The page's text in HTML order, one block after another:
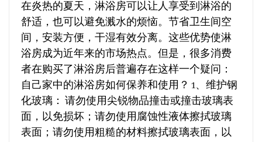
在炎热的夏天，淋浴房可以让人享受到淋浴的
舒适，也可以避免溅水的烦恼。节省卫生间空
间，安装方便，干湿有效分离。这些优势使淋
浴房成为近年来的市场热点。但是，很多消费
者在购买了淋浴房后普遍存在这样一个疑问：
自己家中的淋浴房如何保养和使用？ 1、维护钢
化玻璃： 请勿使用尖锐物品撞击或撞击玻璃表
面，以免损坏；请勿使用腐蚀性液体擦拭玻璃
表面；请勿使用粗糙的材料擦拭玻璃表面，以